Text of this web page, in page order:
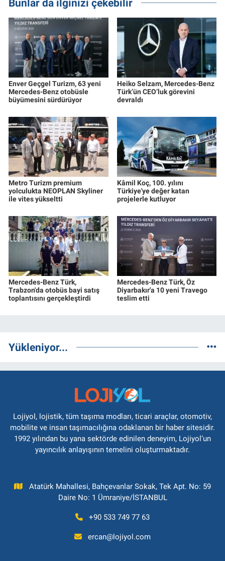
Bunlar da ilginizi çekebilir
Enver Geçgel Turizm, 63 yeni
Mercedes-Benz otobüsle
büyümesini sürdürüyor
Heiko Selzam, Mercedes-Benz
Türk’ün CEO’luk görevini
devraldı
Metro Turizm premium
yolculukta NEOPLAN Skyliner
ile vites yükseltti
Kâmil Koç, 100. yılını
Türkiye'ye değer katan
projelerle kutluyor
Mercedes-Benz Türk,
Trabzon'da otobüs bayi satış
toplantısını gerçekleştirdi
Mercedes-Benz Türk, Öz
Diyarbakır'a 10 yeni Travego
teslim etti
Yükleniyor...
Lojiyol, lojistik, tüm taşıma modları, ticari araçlar, otomotiv,
mobilite ve insan taşımacılığına odaklanan bir haber sitesidir.
1992 yılından bu yana sektörde edinilen deneyim, Lojiyol’un
yayıncılık anlayışının temelini oluşturmaktadır.
Atatürk Mahallesi, Bahçevanlar Sokak, Tek Apt. No: 59
Daire No: 1 Ümraniye/İSTANBUL
+90 533 749 77 63
ercan@lojiyol.com